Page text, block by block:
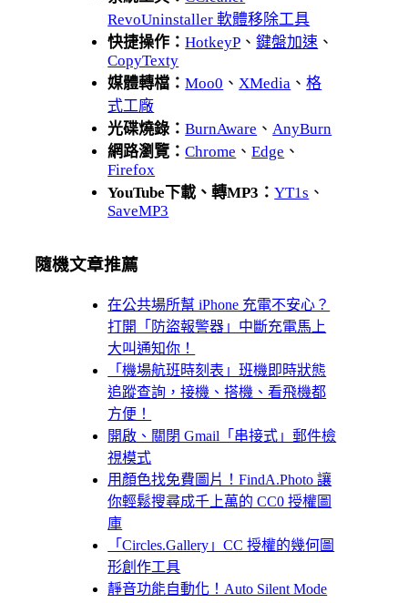
RevoUninstaller 軟體移除工具
快捷操作：HotkeyP 、鍵盤加速 、
CopyTexty
媒體轉檔：Moo0 、 XMedia 、格
式工廠
光碟燒錄：BurnAware 、 AnyBurn
網路瀏覽：Chrome 、Edge 、
Firefox
YouTube下載、轉MP3：YT1s 、
SaveMP3
隨機文章推薦
在公共場所幫 iPhone 充電不安心？
打開「防盜報警器」中斷充電馬上
大叫通知你！
「機場航班時刻表」班機即時狀態
追蹤查詢，接機、搭機、看飛機都
方便！
開啟、關閉 Gmail「串接式」郵件檢
視模式
用顏色找免費圖片！FindA.Photo 讓
你輕鬆搜尋成千上萬的 CC0 授權圖
庫
「Circles.Gallery」CC 授權的幾何圖
形創作工具
靜音功能自動化！Auto Silent Mode